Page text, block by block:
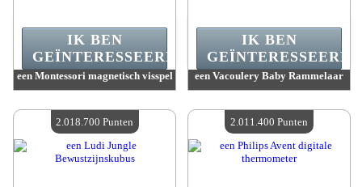
een Montessori magnetisch visspel
Beschikbare hoeveelheid :4
IK BEN
GEÏNTERESSEERD.
een Vacoulery Baby Rammelaar
Beschikbare hoeveelheid :4
IK BEN
GEÏNTERESSEERD.
2.018.700 Punten 2.011.400 Punten